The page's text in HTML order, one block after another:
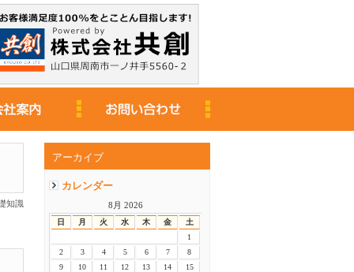
アーカイブ
カレンダー
8月 2026
日 月 火 水 木 金 土
1
2
3 4 5 6 7
8
9
10 11 12 13 14
15
知識